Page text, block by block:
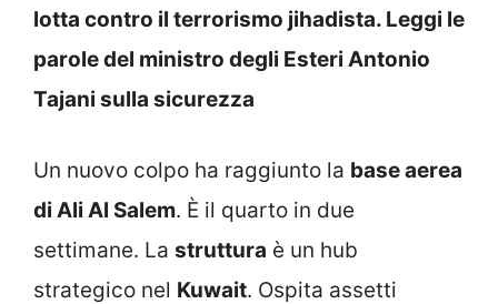
lotta contro il terrorismo jihadista. Leggi le
parole del ministro degli Esteri Antonio
Tajani sulla sicurezza
Un nuovo colpo ha raggiunto la base aerea
di Ali Al Salem. È il quarto in due
settimane. La struttura è un hub
strategico nel Kuwait. Ospita assetti